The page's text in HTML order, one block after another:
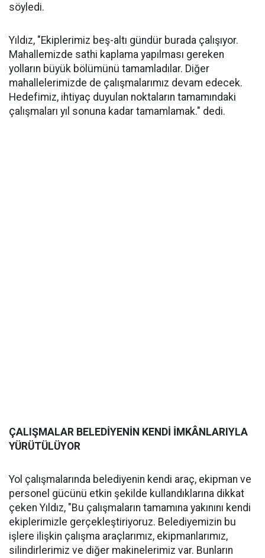
söyledi.
Yıldız, "Ekiplerimiz beş-altı gündür burada çalışıyor.
Mahallemizde sathi kaplama yapılması gereken
yolların büyük bölümünü tamamladılar. Diğer
mahallelerimizde de çalışmalarımız devam edecek.
Hedefimiz, ihtiyaç duyulan noktaların tamamındaki
çalışmaları yıl sonuna kadar tamamlamak." dedi.
ÇALIŞMALAR BELEDİYENİN KENDİ İMKÂNLARIYLA
YÜRÜTÜLÜYOR
Yol çalışmalarında belediyenin kendi araç, ekipman ve
personel gücünü etkin şekilde kullandıklarına dikkat
çeken Yıldız, "Bu çalışmaların tamamına yakınını kendi
ekiplerimizle gerçekleştiriyoruz. Belediyemizin bu
işlere ilişkin çalışma araçlarımız, ekipmanlarımız,
silindirlerimiz ve diğer makinelerimiz var. Bunların